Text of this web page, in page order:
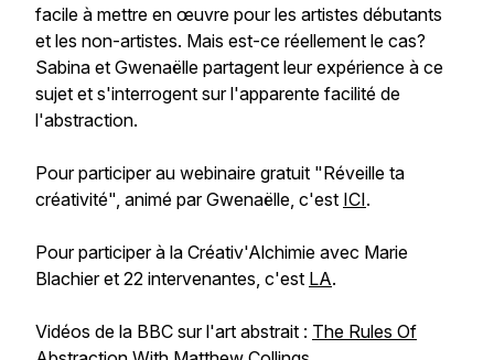
facile à mettre en œuvre pour les artistes débutants
et les non-artistes. Mais est-ce réellement le cas?
Sabina et Gwenaëlle partagent leur expérience à ce
sujet et s'interrogent sur l'apparente facilité de
l'abstraction.
Pour participer au webinaire gratuit "Réveille ta
créativité", animé par Gwenaëlle, c'est ICI.
Pour participer à la Créativ'Alchimie avec Marie
Blachier et 22 intervenantes, c'est LA.
Vidéos de la BBC sur l'art abstrait : The Rules Of